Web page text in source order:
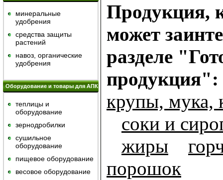
минеральные
удобрения
средства защиты
растений
навоз, органические
удобрения
Оборудование и товары для АПК
теплицы и
оборудование
зернодробилки
сушильное
оборудование
пищевое оборудование
весовое оборудование
Продукция,
может
разделе
продукция":
крупы, мука,
cоки и
жиры
порошок